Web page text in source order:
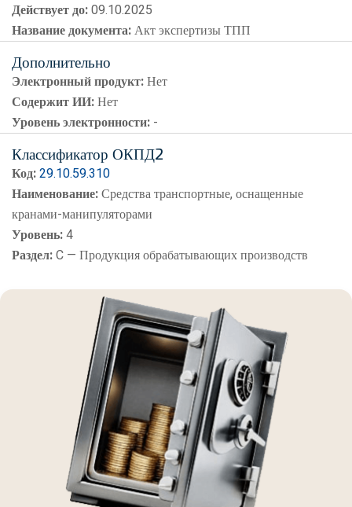
Действует до:09.10.2025
Название документа:Акт экспертизы ТПП
Дополнительно
Электронный продукт:Нет
Содержит ИИ:Нет
Уровень электронности: -
Классификатор ОКПД2
Код:29.10.59.310
Наименование:Средства транспортные, оснащенные
кранами-манипуляторами
Уровень:4
Раздел:C — Продукция обрабатывающих производств